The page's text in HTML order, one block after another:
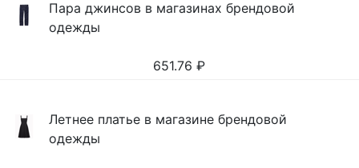
Пара джинсов в магазинах брендовой
одежды
651.76 ₽
Летнее платье в магазине брендовой
одежды